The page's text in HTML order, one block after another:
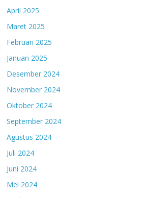
April 2025
Maret 2025
Februari 2025
Januari 2025
Desember 2024
November 2024
Oktober 2024
September 2024
Agustus 2024
Juli 2024
Juni 2024
Mei 2024